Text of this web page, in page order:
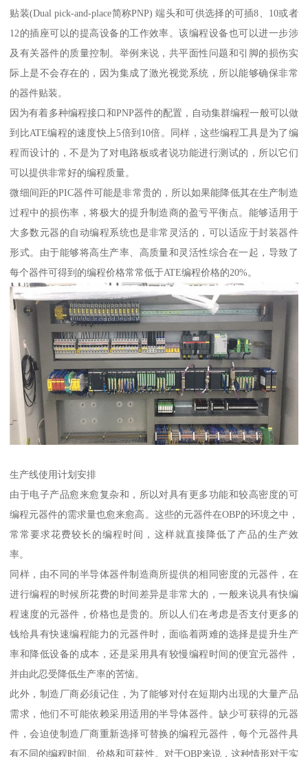
贴装(Dual pick-and-place简称PNP) 端头和可供选择的可插8、10或者
12的插座可以的提高设备的工作效率。该编程设备也可以进一步涉
及有关器件的质量控制。举例来说，共平面性问题和引脚的损伤实
际上是不会存在的，因为集成了激光视觉系统，所以能够确保非常
的器件贴装。
因为有着多种编程接口和PNP器件的配置，自动集群编程一般可以做
到比ATE编程的速度快上5倍到10倍。同样，这些编程工具是为了编
程而设计的，不是为了对电路板或者说功能进行测试的，所以它们
可以提供非常好的编程质量。
微细间距的PIC器件可能是非常贵的，所以如果能降低其在生产制造
过程中的损伤率，将极大的提升制造商的盈亏平衡点。能够适用于
大多数元器的自动编程系统也是非常灵活的，可以适应于封装器件
形式。由于能够将高生产率、高质量和灵活性综合在一起，导致了
每个器件可得到的编程价格常常低于ATE编程价格的20%。
生产线使用计划安排
由于电子产品愈来愈复杂和，所以对具有更多功能和较高密度的可
编程元器件的需求量也愈来愈高。这些的元器件在OBP的环境之中，
常常要求花费较长的编程时间，这样就直接降低了产品的生产效
率。
同样，由不同的半导体器件制造商所提供的相同密度的元器件，在
进行编程的时候所花费的时间差异是非常大的，一般来说具有快编
程速度的元器件，价格也是贵的。所以人们在考虑是否支付更多的
钱给具有快速编程能力的元器件时，面临着两难的选择是提升生产
率和降低设备的成本，还是采用具有较慢编程时间的便宜元器件，
并由此忍受降低生产率的苦恼。
此外，制造厂商必须记住，为了能够对付在短期内出现的大量产品
需求，他们不可能依赖采用适用的半导体器件。缺少可获得的元器
件，会迫使制造厂商重新选择可替换的编程元器件，每个元器件具
有不同的编程时间、价格和可获性。对于OBP来说，这种情形对于实